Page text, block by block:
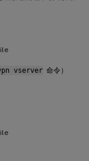
vserver 命令）